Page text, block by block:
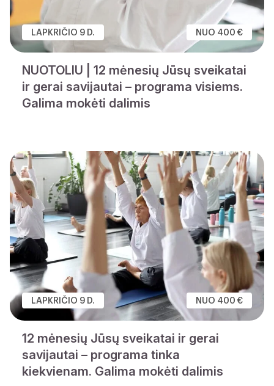
LAPKRIČIO 9 D. NUO 400 €
NUOTOLIU | 12 mėnesių Jūsų sveikatai
ir gerai savijautai – programa visiems.
Galima mokėti dalimis
LAPKRIČIO 9 D. NUO 400 €
12 mėnesių Jūsų sveikatai ir gerai
savijautai – programa tinka
kiekvienam. Galima mokėti dalimis